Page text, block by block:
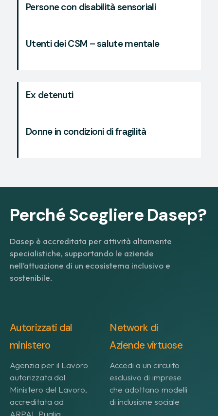
Persone con disabilità sensoriali
Utenti dei CSM – salute mentale
Ex detenuti
Donne in condizioni di fragilità
Perché Scegliere Dasep?
Dasep è accreditata per attività altamente
specialistiche, supportando le aziende
nell’attuazione di un ecosistema inclusivo e
sostenibile.
Autorizzati dal
ministero
Agenzia per il Lavoro
autorizzata dal
Ministero del Lavoro,
accreditata ad
ARPAL Puglia
Network di
Aziende virtuose
Accedi a un circuito
esclusivo di imprese
che adottano modelli
di inclusione sociale